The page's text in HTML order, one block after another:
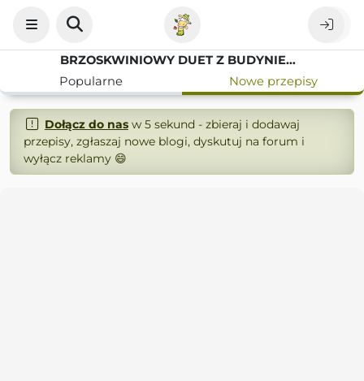
BRZOSKWINIOWY DUET Z BUDYNIEM I MASCARPONE - CIASTO NA LATO
Popularne
Nowe przepisy
Dołącz do nasw 5 sekund - zbieraj i dodawaj
przepisy, zgłaszaj nowe blogi, dyskutuj na forum i
wyłącz reklamy 😄